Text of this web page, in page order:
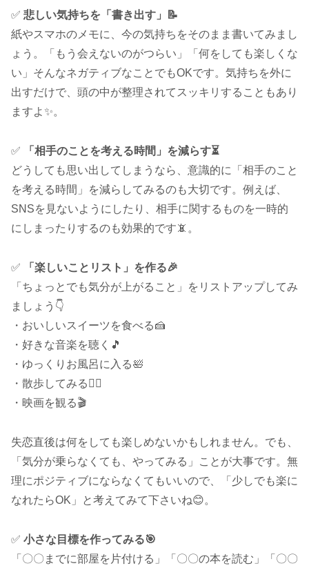
✅ 悲しい気持ちを「書き出す」📝
紙やスマホのメモに、今の気持ちをそのまま書いてみまし
ょう。「もう会えないのがつらい」「何をしても楽しくな
い」そんなネガティブなことでもOKです。気持ちを外に
出すだけで、頭の中が整理されてスッキリすることもあり
ますよ✨。
✅
「相手のことを考える時間」を減らす⏳
どうしても思い出してしまうなら、意識的に「相手のこと
を考える時間」を減らしてみるのも大切です。例えば、
SNSを見ないようにしたり、相手に関するものを一時的
にしまったりするのも効果的です📵。
✅
「楽しいことリスト」を作る🎉
「ちょっとでも気分が上がること」をリストアップしてみ
ましょう👇
・おいしいスイーツを食べる🍰
・好きな音楽を聴く🎵
・ゆっくりお風呂に入る🛀
・散歩してみる🚶‍♂️
・映画を観る🎬
失恋直後は何をしても楽しめないかもしれません。でも、
「気分が乗らなくても、やってみる」ことが大事です。無
理にポジティブにならなくてもいいので、「少しでも楽に
なれたらOK」と考えてみて下さいね😊。
✅ 小さな目標を作ってみる🎯
「〇〇までに部屋を片付ける」「〇〇の本を読む」「〇〇